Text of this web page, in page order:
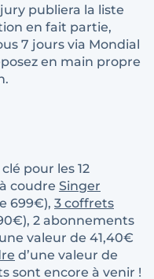
publiera la liste
en fait partie,
7 jours via Mondial
en main propre
pour les 12
coudre Singer
699€), 3 coffrets
2 abonnements
valeur de 41,40€
d’une valeur de
sont encore à venir !